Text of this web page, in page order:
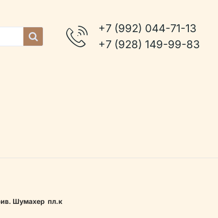
+7 (992) 044-71-13
+7 (928) 149-99-83
Шумахер пл.к